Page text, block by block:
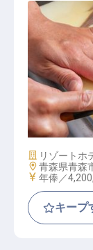
和食調理
施設業態
リゾートホ
勤務地
青森県青森
給与
年俸／
キープ